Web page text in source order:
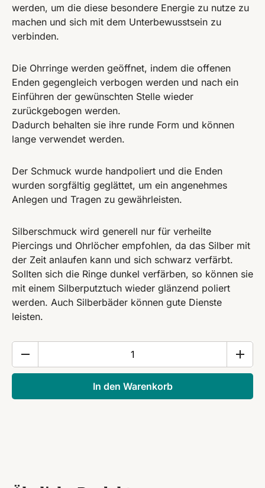
werden, um die diese besondere Energie zu nutze zu
machen und sich mit dem Unterbewusstsein zu
verbinden.
Die Ohrringe werden geöffnet, indem die offenen
Enden gegengleich verbogen werden und nach ein
Einführen der gewünschten Stelle wieder
zurückgebogen werden.
Dadurch behalten sie ihre runde Form und können
lange verwendet werden.
Der Schmuck wurde handpoliert und die Enden
wurden sorgfältig geglättet, um ein angenehmes
Anlegen und Tragen zu gewährleisten.
Silberschmuck wird generell nur für verheilte
Piercings und Ohrlöcher empfohlen, da das Silber mit
der Zeit anlaufen kann und sich schwarz verfärbt.
Sollten sich die Ringe dunkel verfärben, so können sie
mit einem Silberputztuch wieder glänzend poliert
werden. Auch Silberbäder können gute Dienste
leisten.
Silber
In den Warenkorb